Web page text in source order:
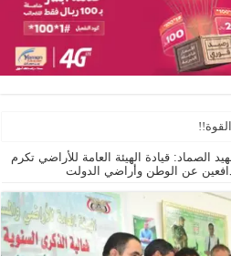
الصماد: قيادة الهيئة العامة للأراضي تكرم
عن الوطن وأراضي الدولت